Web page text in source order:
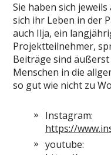
Sie haben sich
sich ihr Leben in der
auch Ilja, ein
Projektteilnehmer,
Beiträge sind
Menschen in die
so gut wie nicht zu
Instagram:
https://
youtube: